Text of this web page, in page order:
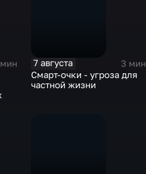
7 августа
3 мин
Смарт-очки - угроза для
частной жизни